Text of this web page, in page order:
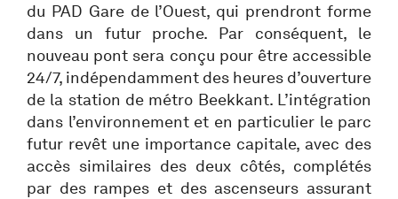
du PAD Gare de l’Ouest, qui prendront forme
dans un futur proche. Par conséquent, le
nouveau pont sera conçu pour être accessible
24/7, indépendamment des heures d’ouverture
de la station de métro Beekkant. L’intégration
dans l’environnement et en particulier le parc
futur revêt une importance capitale, avec des
accès similaires des deux côtés, complétés
par des rampes et des ascenseurs assurant